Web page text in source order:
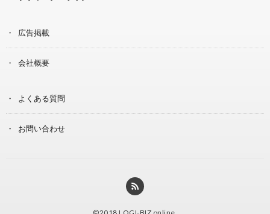
広告掲載
会社概要
よくある質問
お問い合わせ